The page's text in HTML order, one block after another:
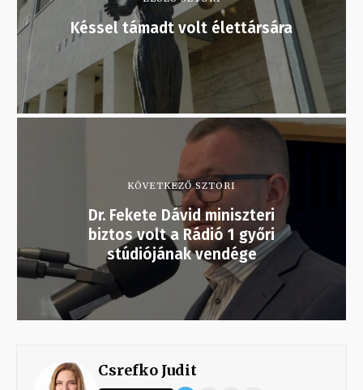
Késsel támadt volt élettársára
KÖVETKEZŐ SZTORI
Dr. Fekete Dávid miniszteri
biztos volt a Rádió 1 győri
stúdiójának vendége
Csrefko Judit